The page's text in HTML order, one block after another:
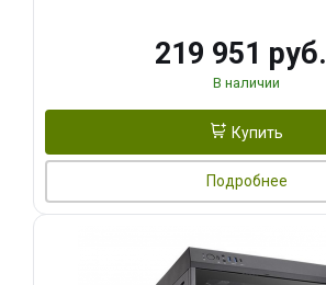
219 951 руб.
В наличии
Купить
Подробнее